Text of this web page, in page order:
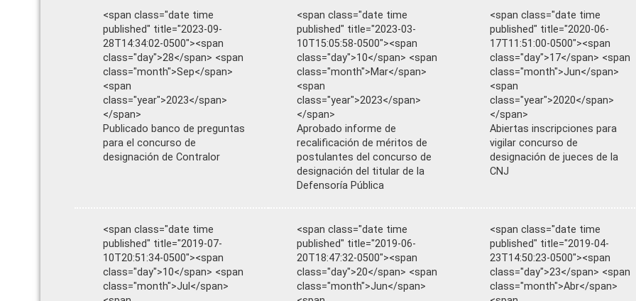
<span class="date time
published" title="2023-09-
28T14:34:02-0500"><span
class="day">28</span> <span
class="month">Sep</span>
<span
class="year">2023</span>
</span>
Publicado banco de preguntas
para el concurso de
designación de Contralor
<span class="date time
published" title="2023-03-
10T15:05:58-0500"><span
class="day">10</span> <span
class="month">Mar</span>
<span
class="year">2023</span>
</span>
Aprobado informe de
recalificación de méritos de
postulantes del concurso de
designación del titular de la
Defensoría Pública
<span class="date time
published" title="2020-06-
17T11:51:00-0500"><span
class="day">17</span> <span
class="month">Jun</span>
<span
class="year">2020</span>
</span>
Abiertas inscripciones para
vigilar concurso de
designación de jueces de la
CNJ
<span class="date time
published" title="2019-07-
10T20:51:34-0500"><span
class="day">10</span> <span
class="month">Jul</span>
<span class="date time
published" title="2019-06-
20T18:47:32-0500"><span
class="day">20</span> <span
class="month">Jun</span>
<span class="date time
published" title="2019-04-
23T14:50:23-0500"><span
class="day">23</span> <span
class="month">Abr</span>